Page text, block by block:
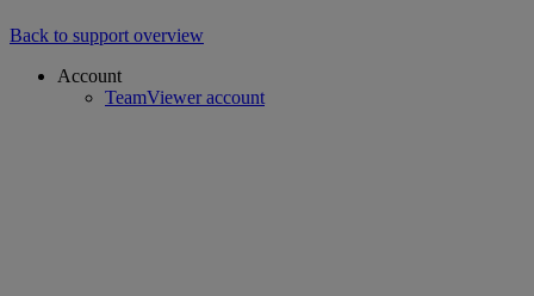
Back to support overview
Account
TeamViewer account